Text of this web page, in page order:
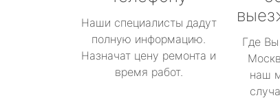
Наши специалисты дадут
полную информацию.
Назначат цену ремонта и
время работ.
Где
наш